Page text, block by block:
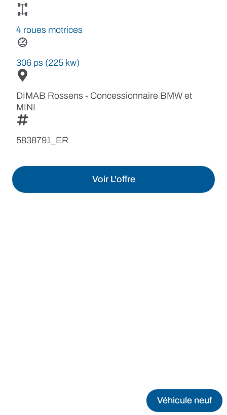
4 roues motrices
306 ps (225 kw)
DIMAB Rossens - Concessionnaire BMW et
MINI
5838791_ER
Voir L'offre
Véhicule neuf